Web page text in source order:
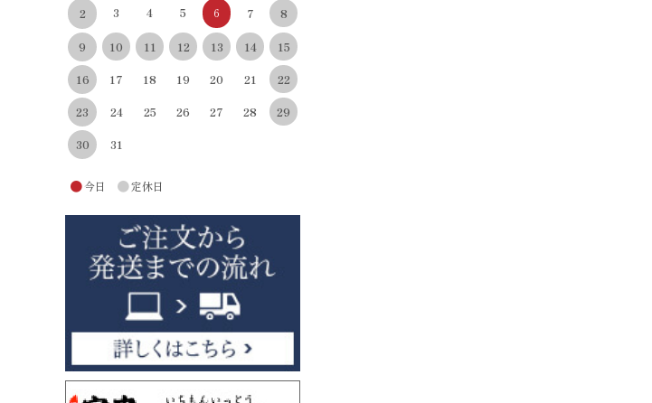
2 3 4 5 6 7 8
9 10 11 12 13 14 15
16 17 18 19 20 21 22
23 24 25 26 27 28 29
30 31
●今日 ●定休日